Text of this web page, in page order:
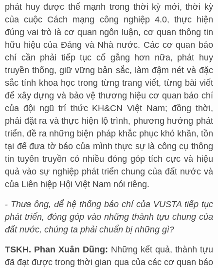
phát huy được thế mạnh trong thời kỳ mới, thời kỳ
của cuộc Cách mạng công nghiệp 4.0, thực hiện
đúng vai trò là cơ quan ngôn luận, cơ quan thông tin
hữu hiệu của Đảng và Nhà nước. Các cơ quan báo
chí cần phải tiếp tục cố gắng hơn nữa, phát huy
truyền thống, giữ vững bản sắc, làm đậm nét và đặc
sắc tính khoa học trong từng trang viết, từng bài viết
để xây dựng và bảo vệ thương hiệu cơ quan báo chí
của đội ngũ trí thức KH&CN Việt Nam; đồng thời,
phải đặt ra và thực hiện lộ trình, phương hướng phát
triển, đề ra những biện pháp khắc phục khó khăn, tồn
tại để đưa tờ báo của mình thực sự là công cụ thông
tin tuyên truyền có nhiều đóng góp tích cực và hiệu
quả vào sự nghiệp phát triển chung của đất nước và
của Liên hiệp Hội Việt Nam nói riêng.
- Thưa ông, để hệ thống báo chí của VUSTA tiếp tục
phát triển, đóng góp vào những thành tựu chung của
đất nước, chúng ta phải chuẩn bị những gì?
TSKH. Phan Xuân Dũng: Những kết quả, thành tựu
đã đạt được trong thời gian qua của các cơ quan báo